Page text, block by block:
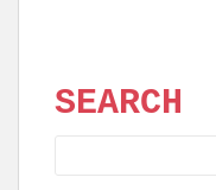
SEARCH